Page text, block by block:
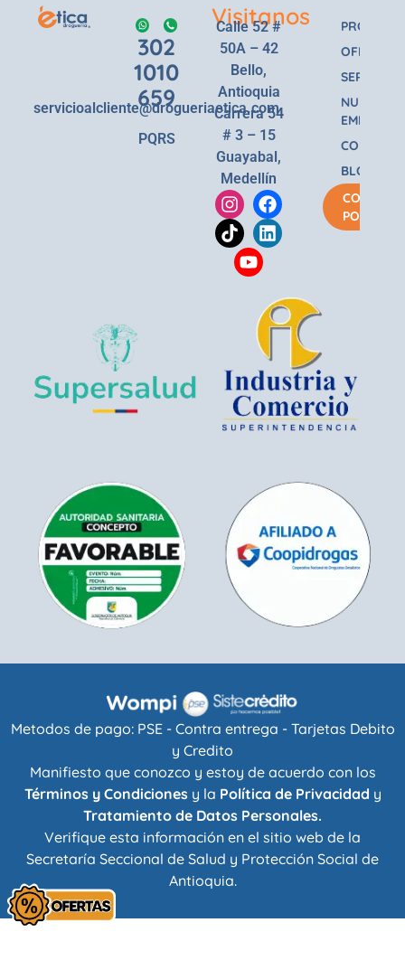
302
1010
659
servicioalcliente@drogueriaetica.com
PQRS
Visitanos
Calle 52 #
50A – 42
Bello,
Antioquia
Carrera 54
# 3 – 15
Guayabal,
Medellín
OFERTAS
SERVICIOS
NUESTRA
EMPRESA
BLOG
COMPRA
POR
Metodos de pago: PSE - Contra entrega - Tarjetas Debito
y Credito
Manifiesto que conozco y estoy de acuerdo con los
Términos y Condicionesy la Política de Privacidad y
Tratamiento de Datos Personales.
Verifique esta información en el sitio web de la
Secretaría Seccional de Salud y Protección Social de
Antioquia.